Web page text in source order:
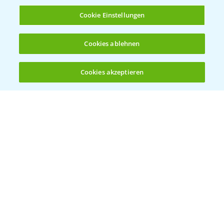
(noch 4)
Kontakt & Notfall
Beratung auf WhatsApp
+49 (0)174 346 564 1
Cookie Einstellungen
Cookies ablehnen
Cookies akzeptieren